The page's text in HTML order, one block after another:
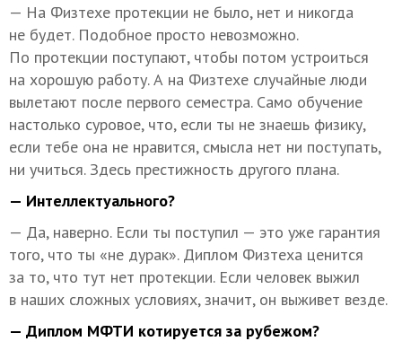
— На Физтехе протекции не было, нет и никогда
не будет. Подобное просто невозможно.
По протекции поступают, чтобы потом устроиться
на хорошую работу. А на Физтехе случайные люди
вылетают после первого семестра. Само обучение
настолько суровое, что, если ты не знаешь физику,
если тебе она не нравится, смысла нет ни поступать,
ни учиться. Здесь престижность другого плана.
— Интеллектуального?
— Да, наверно. Если ты поступил — это уже гарантия
того, что ты «не дурак». Диплом Физтеха ценится
за то, что тут нет протекции. Если человек выжил
в наших сложных условиях, значит, он выживет везде.
— Диплом МФТИ котируется за рубежом?